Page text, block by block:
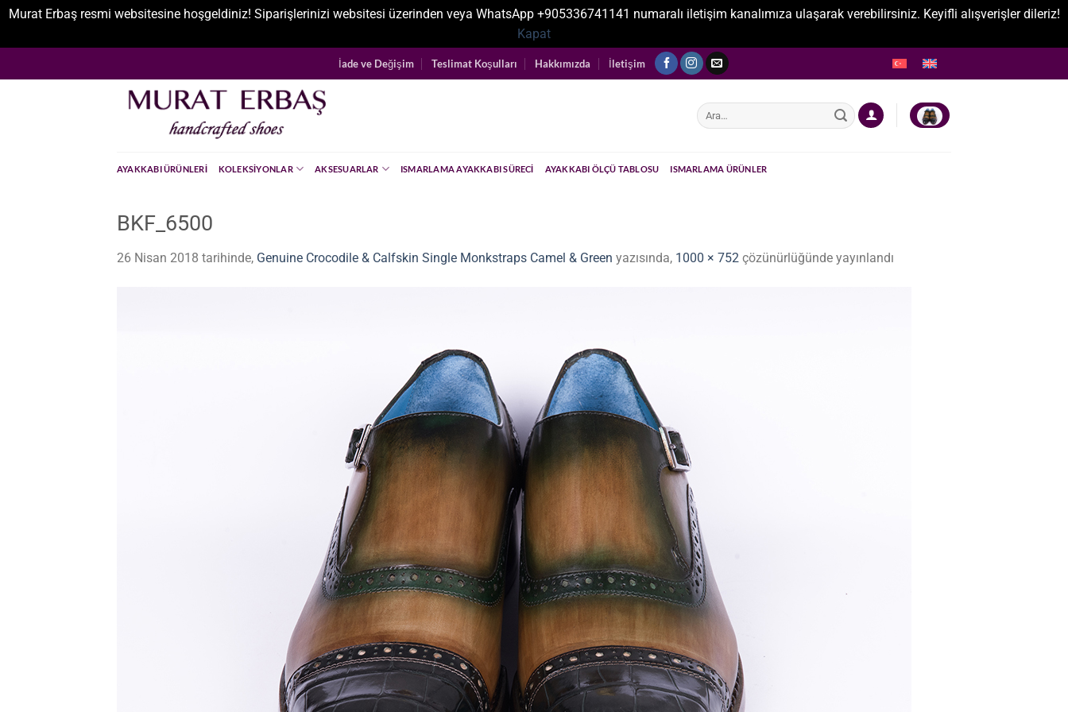
Murat Erbaş resmi websitesine hoşgeldiniz! Siparişlerinizi websitesi üzerinden veya WhatsApp +905336741141 numaralı iletişim kanalımıza ulaşarak verebilirsiniz. Keyifli alışverişler dileriz!
Kapat
atla
İade ve Değişim Teslimat Koşulları Hakkımızda İletişim
Ara:
AYAKKABI ÜRÜNLERI KOLEKSIYONLAR AKSESUARLAR ISMARLAMA AYAKKABI SÜRECI AYAKKABI ÖLÇÜ TABLOSU ISMARLAMA ÜRÜNLER
BKF_6500
26 Nisan 2018 tarihinde, Genuine Crocodile & Calfskin Single Monkstraps Camel & Green yazısında, 1000 × 752 çözünürlüğünde yayınlandı